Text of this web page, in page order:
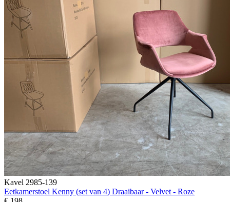
Kavel 2985-139
Eetkamerstoel Kenny (set van 4) Draaibaar - Velvet - Roze